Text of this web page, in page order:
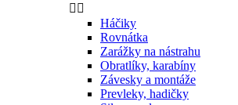
 
Háčiky
Rovnátka
Zarážky na nástrahu
Obratlíky, karabíny
Závesky a montáže
Prevleky, hadičky